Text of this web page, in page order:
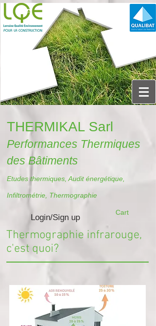
THERMIKAL Sarl
Performances Thermiques
des Bâtiments
Etudes thermiques, Audit énergétique,
Infiltrométrie, Thermographie
Login/Sign up
Cart
Thermographie infrarouge,
c'est quoi?